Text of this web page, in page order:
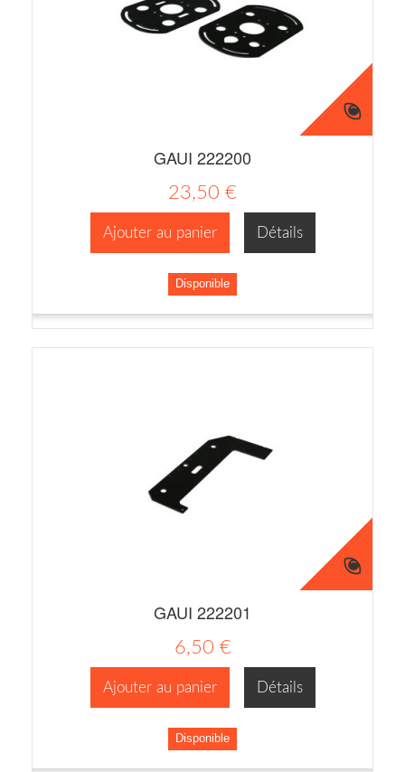
GAUI 222200
23,50 €
Ajouter au panier Détails
Disponible
GAUI 222201
6,50 €
Ajouter au panier Détails
Disponible